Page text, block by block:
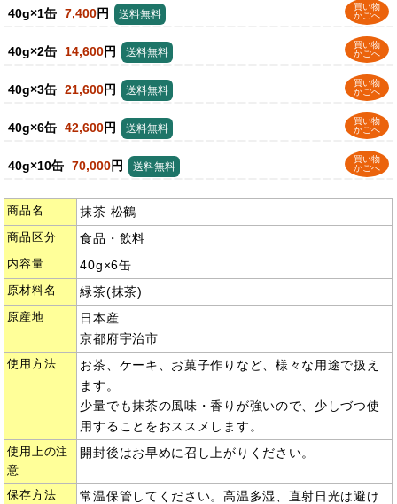
40g×1缶 7,400円
買い物
かごへ
送料無料
40g×2缶 14,600円
買い物
かごへ
送料無料
40g×3缶 21,600円
買い物
かごへ
送料無料
40g×6缶 42,600円
買い物
かごへ
送料無料
40g×10缶 70,000円
買い物
かごへ
送料無料
商品名 抹茶 松鶴
商品区分 食品・飲料
内容量 40g×6缶
原材料名 緑茶(抹茶)
原産地
日本産
京都府宇治市
使用方法
お茶、ケーキ、お菓子作りなど、様々な用途で扱え
ます。
少量でも抹茶の風味・香りが強いので、少しづつ使
用することをおススメします。
使用上の注
意
開封後はお早めに召し上がりください。
保存方法
常温保管してください。高温多湿、直射日光は避け